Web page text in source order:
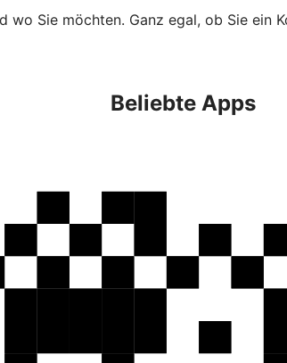
wo Sie möchten. Ganz egal, ob Sie
Beliebte Apps